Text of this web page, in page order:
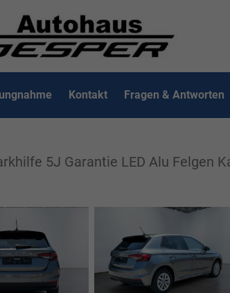
Kontakt Fragen & Antworten
5J Garantie LED Alu Felgen